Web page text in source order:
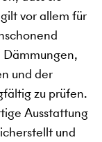
vor allem für
und der
zu prüfen.
Ausstattung
und